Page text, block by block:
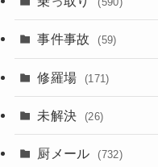
事件事故 (59)
修羅場 (171)
未解決 (26)
厨メール (732)